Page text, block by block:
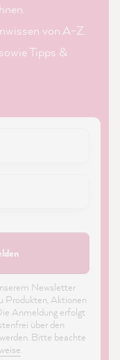
von A-Z.
Tipps &
Newsletter
Produkten, Aktionen
Anmeldung erfolgt
über den
Bitte beachte
.